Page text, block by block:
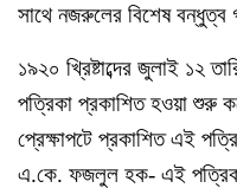
সাথে নজরুলের বিশেষ বন্ধুত্ব
১৯২০ খ্রিষ্টাব্দের জুলাই ১২
পত্রিকা প্রকাশিত হওয়া শুরু
প্রেক্ষাপটে প্রকাশিত এই
এ.কে. ফজলুল হক- এই